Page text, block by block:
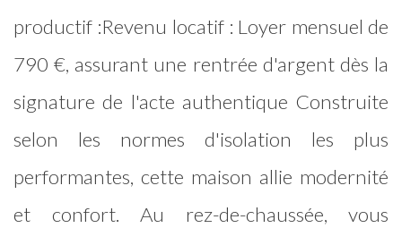
productif :Revenu locatif : Loyer mensuel de
790 €, assurant une rentrée d'argent dès la
signature de l'acte authentique Construite
selon les normes d'isolation les plus
performantes, cette maison allie modernité
et confort. Au rez-de-chaussée, vous